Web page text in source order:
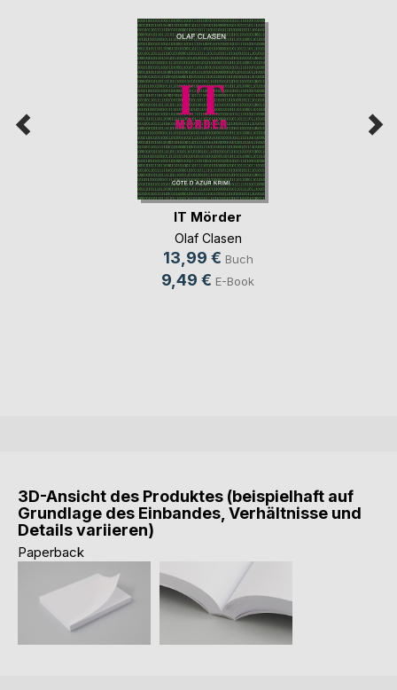
IT Mörder
Olaf Clasen
13,99 € Buch
9,49 € E-Book
3D-Ansicht des Produktes (beispielhaft auf
Grundlage des Einbandes, Verhältnisse und
Details variieren)
Paperback